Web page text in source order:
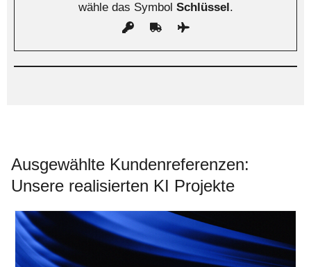
wähle das Symbol Schlüssel .
Ausgewählte Kundenreferenzen:
Unsere realisierten KI Projekte